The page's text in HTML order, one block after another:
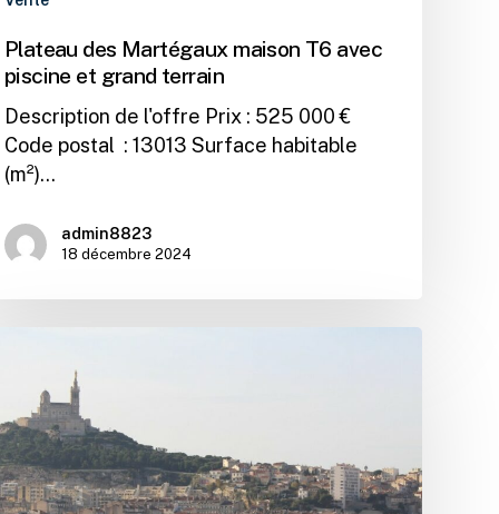
Plateau des Martégaux maison T6 avec
piscine et grand terrain
Description de l'offre Prix : 525 000 €
Code postal : 13013 Surface habitable
(m²)…
admin8823
18 décembre 2024